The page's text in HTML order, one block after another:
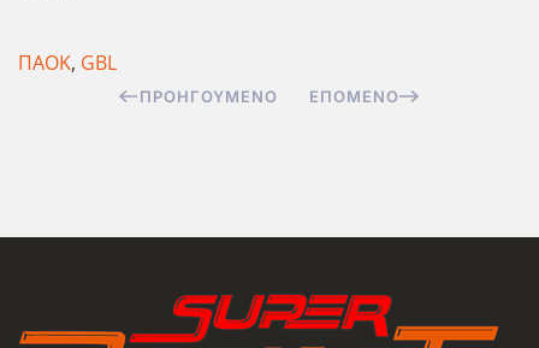
ΠΑΟΚ, GBL
ΠΡΟΗΓΟΎΜΕΝΟ ΕΠΌΜΕΝΟ